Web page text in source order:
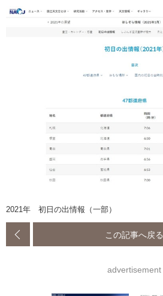
2021年 初日の出情報（一部）
この記事へ戻る
advertisement